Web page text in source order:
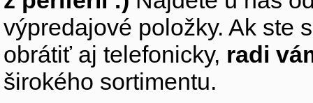
výpredajové položky. Ak ste
obrátiť aj telefonicky, radi
širokého sortimentu.